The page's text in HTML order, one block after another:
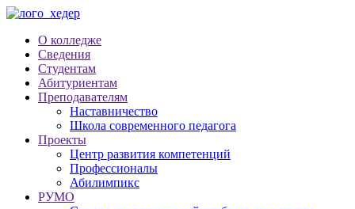
О колледже
Сведения
Студентам
Абитуриентам
Преподавателям
Наставничество
Школа современного педагога
Проекты
Центр развития компетенций
Профессионалы
Абилимпикс
РУМО